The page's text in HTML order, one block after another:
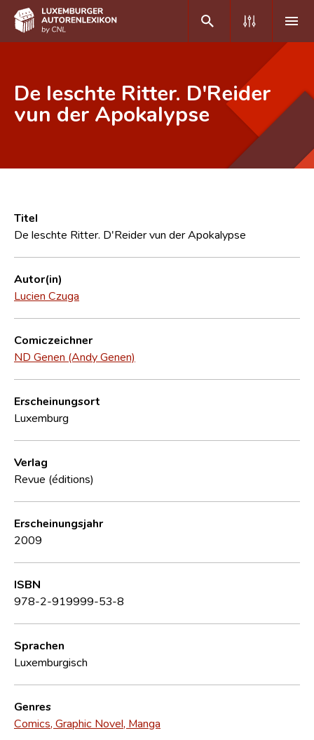
DE FR
Häufige Fragen und Antworten
CNL
Forschungsgruppe
Kontakt
De leschte Ritter. D'Reider
vun der Apokalypse
Titel
De leschte Ritter. D'Reider vun der Apokalypse
Autor(in)
Lucien Czuga
Comiczeichner
ND Genen (Andy Genen)
Erscheinungsort
Luxemburg
Verlag
Revue (éditions)
Erscheinungsjahr
2009
ISBN
978-2-919999-53-8
Sprachen
Luxemburgisch
Genres
Comics, Graphic Novel, Manga